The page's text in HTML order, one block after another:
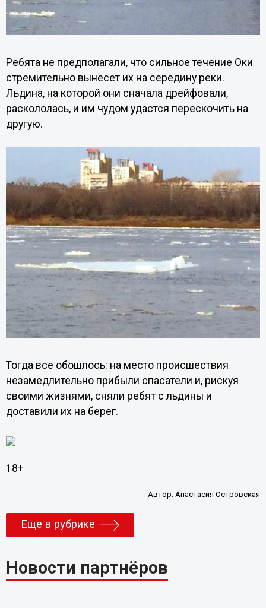
Ребята не предполагали, что сильное течение Оки
стремительно вынесет их на середину реки.
Льдина, на которой они сначала дрейфовали,
раскололась, и им чудом удастся перескочить на
другую.
Тогда все обошлось: на место происшествия
незамедлительно прибыли спасатели и, рискуя
своими жизнями, сняли ребят с льдины и
доставили их на берег.
18+
Автор: Анастасия Островская
Еще в рубрике
Новости партнёров